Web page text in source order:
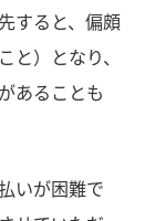
すると、偏頗
）となり、
あることも
いが困難で